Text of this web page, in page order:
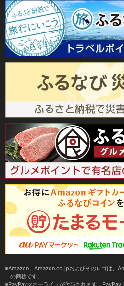
Amazon、Amazon.co.jpおよびそのロゴは、
の商標です。
PayPayマネーライトが付与されます。PayPay